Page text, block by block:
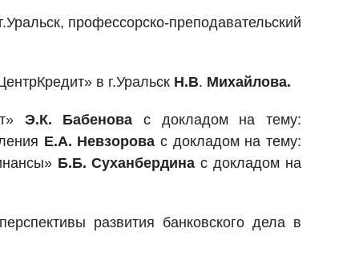
профессорско-преподавательский
в г.Уральск Н.В. Михайлова.
Э.К. Бабенова с докладом на тему:
Е.А. Невзорова с докладом на тему:
Б.Б. Суханбердина с докладом на
развития банковского дела в